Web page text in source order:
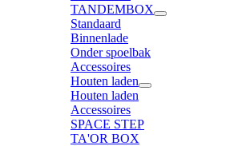
TANDEMBOX
Standaard
Binnenlade
Onder spoelbak
Accessoires
Houten laden
Houten laden
Accessoires
SPACE STEP
TA'OR BOX